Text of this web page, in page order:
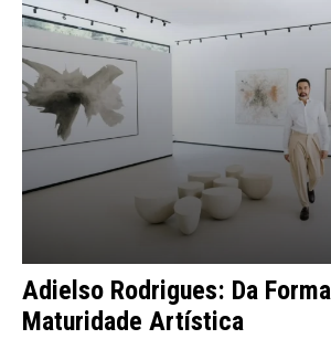
Adielso Rodrigues: Da
Maturidade Artística